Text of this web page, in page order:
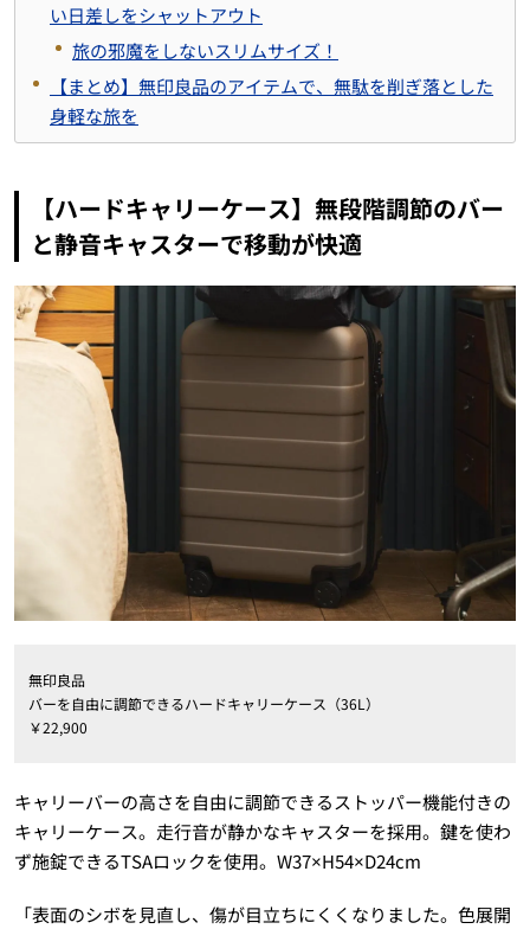
い日差しをシャットアウト
旅の邪魔をしないスリムサイズ！
【まとめ】無印良品のアイテムで、無駄を削ぎ落とした
身軽な旅を
【ハードキャリーケース】無段階調節のバー
と静音キャスターで移動が快適
無印良品
バーを自由に調節できるハードキャリーケース（36L）
￥22,900
キャリーバーの高さを自由に調節できるストッパー機能付きの
キャリーケース。走行音が静かなキャスターを採用。鍵を使わ
ず施錠できるTSAロックを使用。W37×H54×D24cm
「表面のシボを見直し、傷が目立ちにくくなりました。色展開